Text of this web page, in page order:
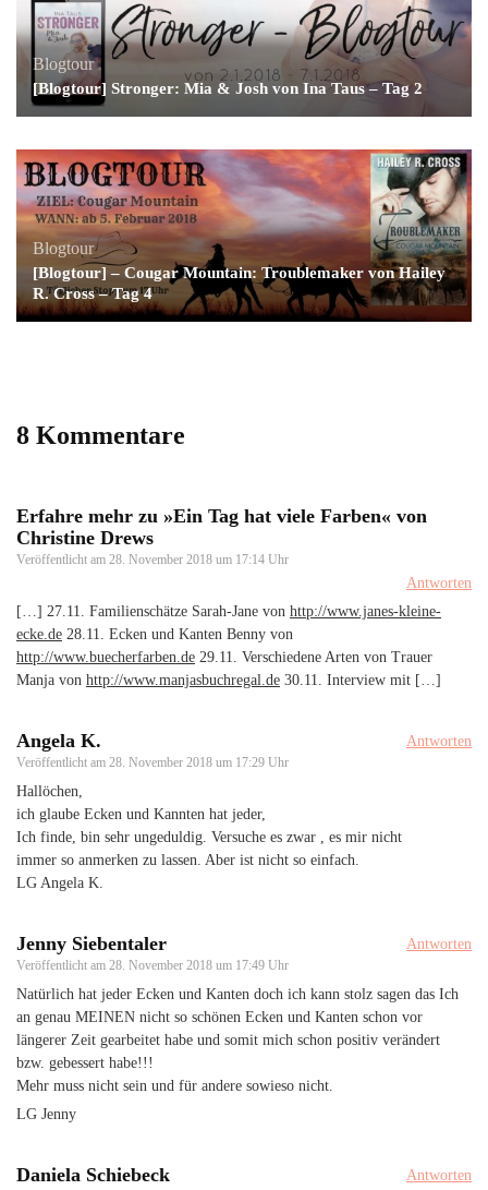
Blogtour
[Blogtour] Stronger: Mia & Josh von Ina Taus – Tag 2
Blogtour
[Blogtour] – Cougar Mountain: Troublemaker von Hailey
R. Cross – Tag 4
8 Kommentare
Erfahre mehr zu »Ein Tag hat viele Farben« von
Christine Drews
Veröffentlicht am 28. November 2018 um 17:14 Uhr
Antworten
[…] 27.11. Familienschätze Sarah-Jane von http://www.janes-kleine-
ecke.de 28.11. Ecken und Kanten Benny von
http://www.buecherfarben.de 29.11. Verschiedene Arten von Trauer
Manja von http://www.manjasbuchregal.de 30.11. Interview mit […]
Angela K.
Veröffentlicht am 28. November 2018 um 17:29 Uhr
Antworten
Hallöchen,
ich glaube Ecken und Kannten hat jeder,
Ich finde, bin sehr ungeduldig. Versuche es zwar , es mir nicht
immer so anmerken zu lassen. Aber ist nicht so einfach.
LG Angela K.
Jenny Siebentaler
Veröffentlicht am 28. November 2018 um 17:49 Uhr
Antworten
Natürlich hat jeder Ecken und Kanten doch ich kann stolz sagen das Ich
an genau MEINEN nicht so schönen Ecken und Kanten schon vor
längerer Zeit gearbeitet habe und somit mich schon positiv verändert
bzw. gebessert habe!!!
Mehr muss nicht sein und für andere sowieso nicht.
LG Jenny
Daniela Schiebeck Antworten